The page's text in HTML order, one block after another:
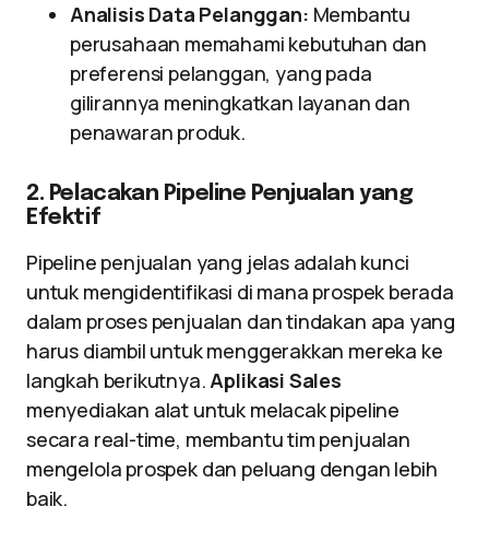
Analisis Data Pelanggan: Membantu
perusahaan memahami kebutuhan dan
preferensi pelanggan, yang pada
gilirannya meningkatkan layanan dan
penawaran produk.
2. Pelacakan Pipeline Penjualan yang
Efektif
Pipeline penjualan yang jelas adalah kunci
untuk mengidentifikasi di mana prospek berada
dalam proses penjualan dan tindakan apa yang
harus diambil untuk menggerakkan mereka ke
langkah berikutnya.Aplikasi Sales
menyediakan alat untuk melacak pipeline
secara real-time, membantu tim penjualan
mengelola prospek dan peluang dengan lebih
baik.